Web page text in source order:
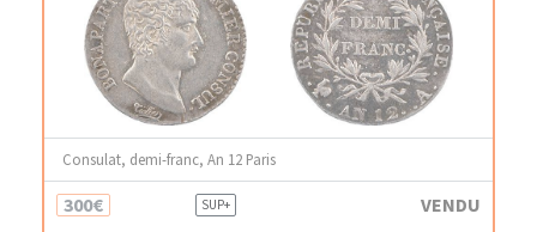
Consulat, demi-franc, An 12 Paris
300€ SUP+ VENDU